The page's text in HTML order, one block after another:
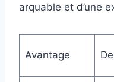
arquable et d’une
Avantage